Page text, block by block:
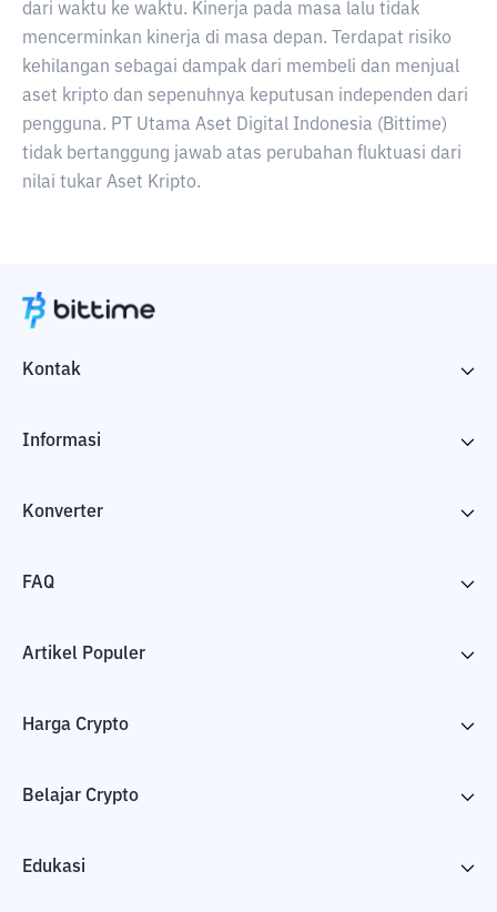
dari waktu ke waktu. Kinerja pada masa lalu tidak
mencerminkan kinerja di masa depan. Terdapat risiko
kehilangan sebagai dampak dari membeli dan menjual
aset kripto dan sepenuhnya keputusan independen dari
pengguna. PT Utama Aset Digital Indonesia (Bittime)
tidak bertanggung jawab atas perubahan fluktuasi dari
nilai tukar Aset Kripto.
Kontak
Informasi
Konverter
FAQ
Artikel Populer
Harga Crypto
Belajar Crypto
Edukasi